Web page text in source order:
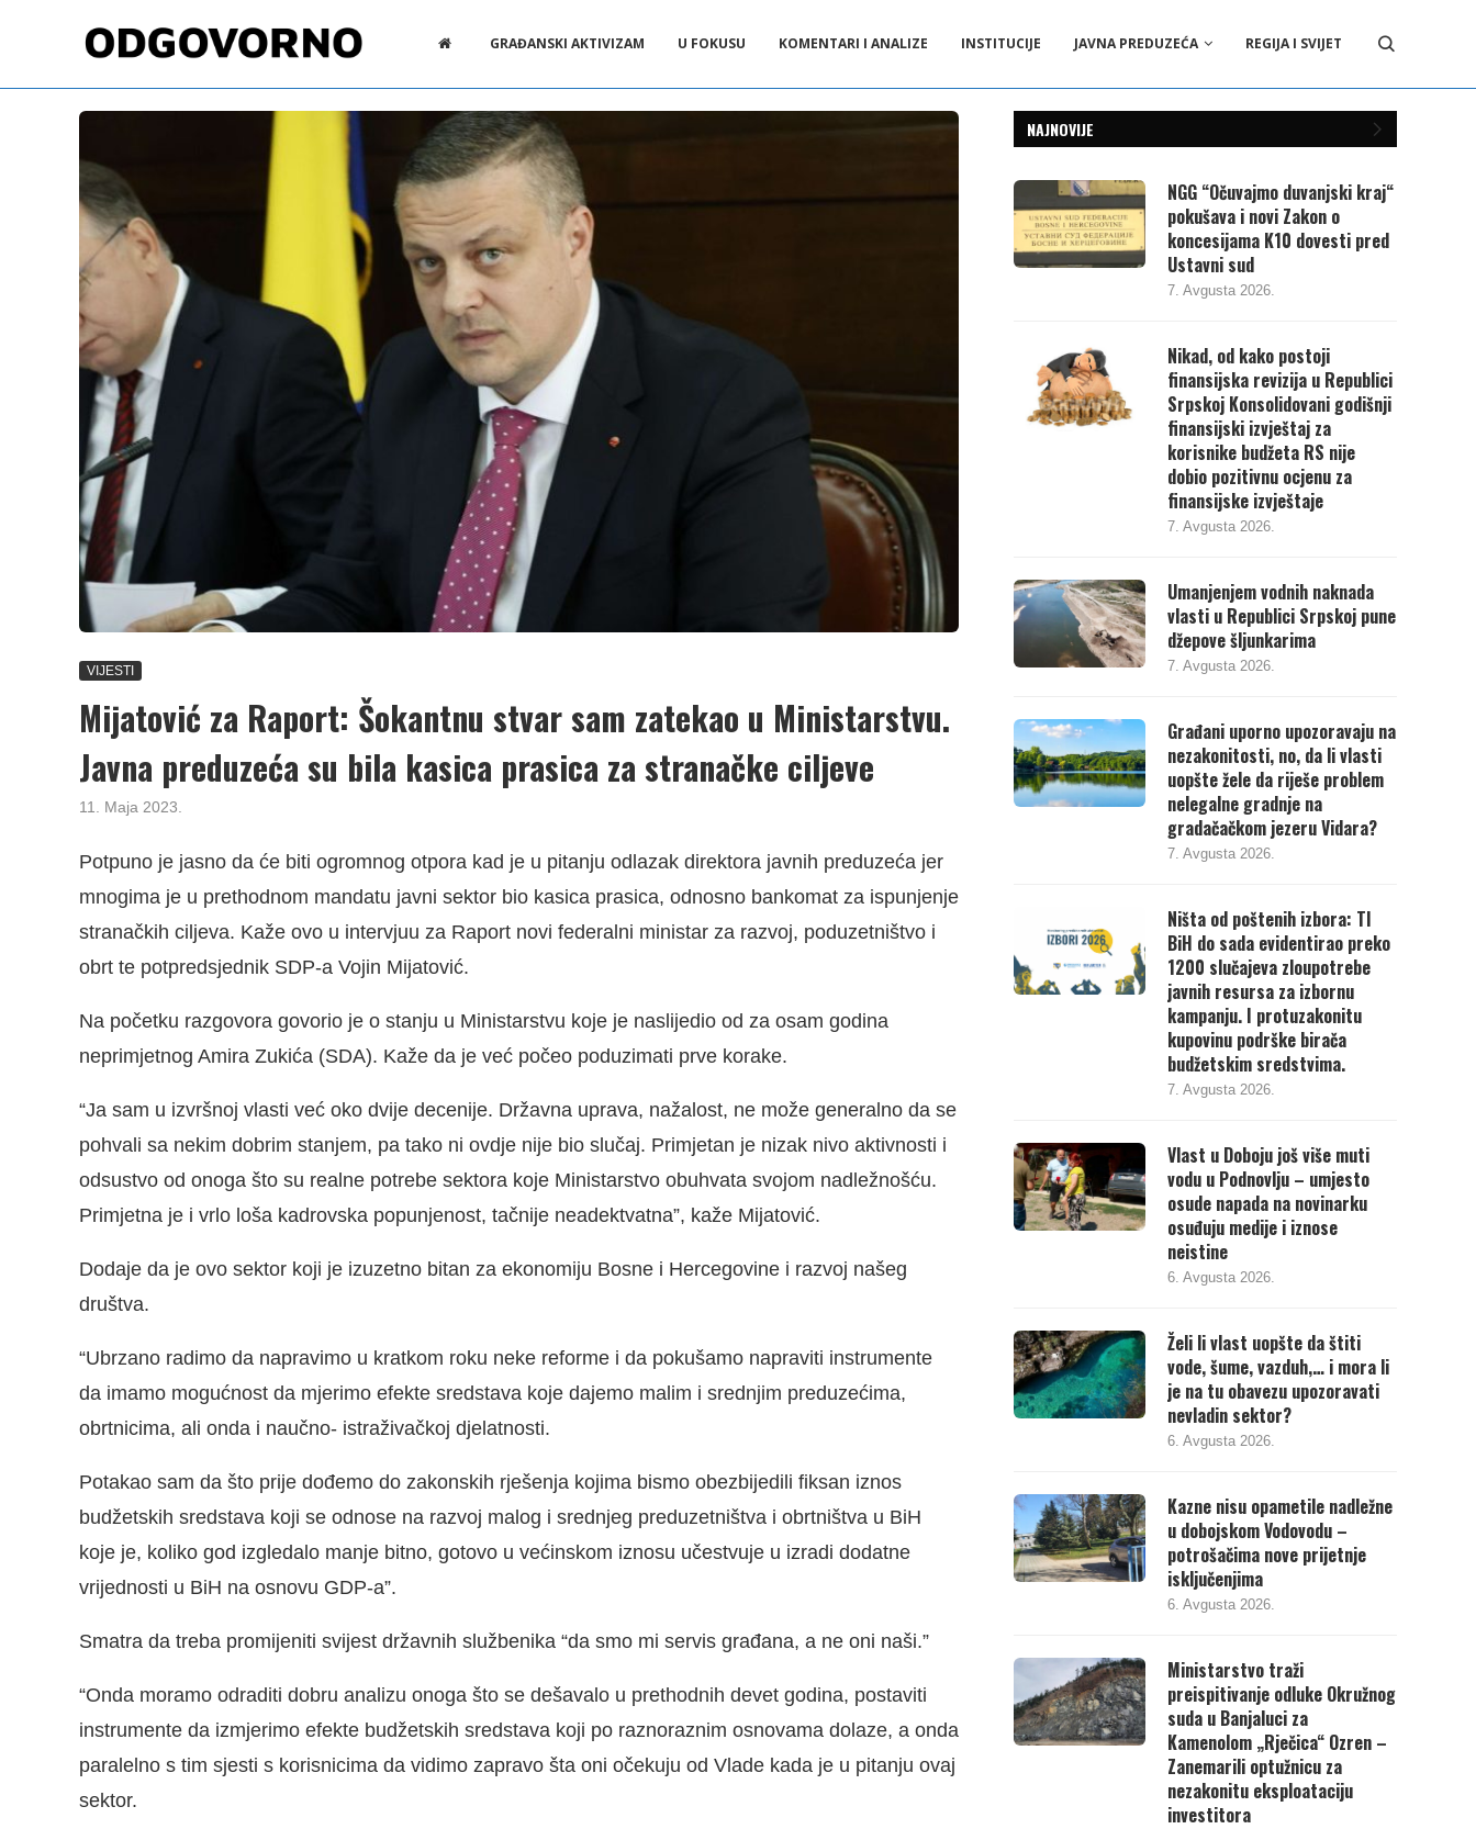
GRAĐANSKI AKTIVIZAM U FOKUSU KOMENTARI I ANALIZE INSTITUCIJE JAVNA PREDUZEĆA REGIJA I SVIJET
VIJESTI
Mijatović za Raport: Šokantnu stvar sam zatekao u Ministarstvu.
Javna preduzeća su bila kasica prasica za stranačke ciljeve
11. Maja 2023.
Potpuno je jasno da će biti ogromnog otpora kad je u pitanju odlazak direktora javnih preduzeća jer
mnogima je u prethodnom mandatu javni sektor bio kasica prasica, odnosno bankomat za ispunjenje
stranačkih ciljeva. Kaže ovo u intervjuu za Raport novi federalni ministar za razvoj, poduzetništvo i
obrt te potpredsjednik SDP-a Vojin Mijatović.
Na početku razgovora govorio je o stanju u Ministarstvu koje je naslijedio od za osam godina
neprimjetnog Amira Zukića (SDA). Kaže da je već počeo poduzimati prve korake.
“Ja sam u izvršnoj vlasti već oko dvije decenije. Državna uprava, nažalost, ne može generalno da se
pohvali sa nekim dobrim stanjem, pa tako ni ovdje nije bio slučaj. Primjetan je nizak nivo aktivnosti i
odsustvo od onoga što su realne potrebe sektora koje Ministarstvo obuhvata svojom nadležnošću.
Primjetna je i vrlo loša kadrovska popunjenost, tačnije neadektvatna”, kaže Mijatović.
Dodaje da je ovo sektor koji je izuzetno bitan za ekonomiju Bosne i Hercegovine i razvoj našeg
društva.
“Ubrzano radimo da napravimo u kratkom roku neke reforme i da pokušamo napraviti instrumente
da imamo mogućnost da mjerimo efekte sredstava koje dajemo malim i srednjim preduzećima,
obrtnicima, ali onda i naučno- istraživačkoj djelatnosti.
Potakao sam da što prije dođemo do zakonskih rješenja kojima bismo obezbijedili fiksan iznos
budžetskih sredstava koji se odnose na razvoj malog i srednjeg preduzetništva i obrtništva u BiH
koje je, koliko god izgledalo manje bitno, gotovo u većinskom iznosu učestvuje u izradi dodatne
vrijednosti u BiH na osnovu GDP-a”.
Smatra da treba promijeniti svijest državnih službenika “da smo mi servis građana, a ne oni naši.”
“Onda moramo odraditi dobru analizu onoga što se dešavalo u prethodnih devet godina, postaviti
instrumente da izmjerimo efekte budžetskih sredstava koji po raznoraznim osnovama dolaze, a onda
paralelno s tim sjesti s korisnicima da vidimo zapravo šta oni očekuju od Vlade kada je u pitanju ovaj
sektor.
NAJNOVIJE
NGG “Očuvajmo duvanjski kraj“
pokušava i novi Zakon o
koncesijama K10 dovesti pred
Ustavni sud
7. Avgusta 2026.
Nikad, od kako postoji
finansijska revizija u Republici
Srpskoj Konsolidovani godišnji
finansijski izvještaj za
korisnike budžeta RS nije
dobio pozitivnu ocjenu za
finansijske izvještaje
7. Avgusta 2026.
Umanjenjem vodnih naknada
vlasti u Republici Srpskoj pune
džepove šljunkarima
7. Avgusta 2026.
Građani uporno upozoravaju na
nezakonitosti, no, da li vlasti
uopšte žele da riješe problem
nelegalne gradnje na
gradačačkom jezeru Vidara?
7. Avgusta 2026.
Ništa od poštenih izbora: TI
BiH do sada evidentirao preko
1200 slučajeva zloupotrebe
javnih resursa za izbornu
kampanju. I protuzakonitu
kupovinu podrške birača
budžetskim sredstvima.
7. Avgusta 2026.
Vlast u Doboju još više muti
vodu u Podnovlju – umjesto
osude napada na novinarku
osuđuju medije i iznose
neistine
6. Avgusta 2026.
Želi li vlast uopšte da štiti
vode, šume, vazduh,… i mora li
je na tu obavezu upozoravati
nevladin sektor?
6. Avgusta 2026.
Kazne nisu opametile nadležne
u dobojskom Vodovodu –
potrošačima nove prijetnje
isključenjima
6. Avgusta 2026.
Ministarstvo traži
preispitivanje odluke Okružnog
suda u Banjaluci za
Kamenolom „Rječica“ Ozren –
Zanemarili optužnicu za
nezakonitu eksploataciju
investitora